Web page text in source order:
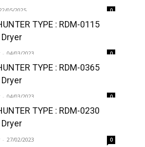
05/2025 0
TYPE : RDM-0115
- 04/03/2023 0
TYPE : RDM-0365
- 04/03/2023 0
TYPE : RDM-0230
- 27/02/2023 0